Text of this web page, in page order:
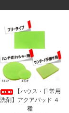
【ハウス・日常用
洗剤】アクアパッド ４
種